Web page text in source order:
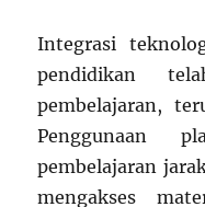
Integrasi
pendidikan
pembelajaran,
Penggunaan
pembelajaran
mengakses